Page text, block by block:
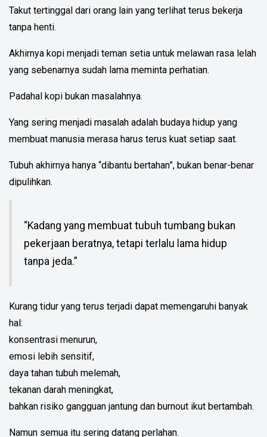
Takut tertinggal dari orang lain yang terlihat terus bekerja
tanpa henti.
Akhirnya kopi menjadi teman setia untuk melawan rasa lelah
yang sebenarnya sudah lama meminta perhatian.
Padahal kopi bukan masalahnya.
Yang sering menjadi masalah adalah budaya hidup yang
membuat manusia merasa harus terus kuat setiap saat.
Tubuh akhirnya hanya “dibantu bertahan”, bukan benar-benar
dipulihkan.
“Kadang yang membuat tubuh tumbang bukan
pekerjaan beratnya, tetapi terlalu lama hidup
tanpa jeda.”
Kurang tidur yang terus terjadi dapat memengaruhi banyak
hal:
konsentrasi menurun,
emosi lebih sensitif,
daya tahan tubuh melemah,
tekanan darah meningkat,
bahkan risiko gangguan jantung dan burnout ikut bertambah.
Namun semua itu sering datang perlahan.